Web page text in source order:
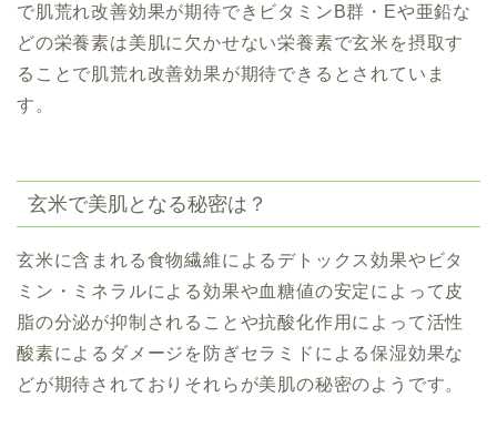
で肌荒れ改善効果が期待できビタミンB群・Eや亜鉛な
どの栄養素は美肌に欠かせない栄養素で玄米を摂取す
ることで肌荒れ改善効果が期待できるとされていま
す。
玄米で美肌となる秘密は？
玄米に含まれる食物繊維によるデトックス効果やビタ
ミン・ミネラルによる効果や血糖値の安定によって皮
脂の分泌が抑制されることや抗酸化作用によって活性
酸素によるダメージを防ぎセラミドによる保湿効果な
どが期待されておりそれらが美肌の秘密のようです。